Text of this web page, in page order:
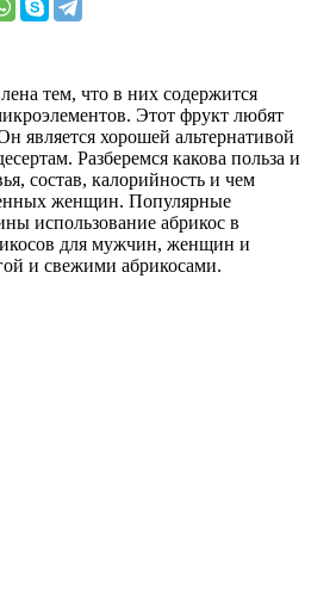
тем, что в них содержится
Этот фрукт любят
является хорошей альтернативой
Разберемся какова польза и
состав, калорийность и чем
женщин. Популярные
использование абрикос в
для мужчин, женщин и
и свежими абрикосами.